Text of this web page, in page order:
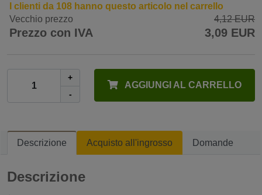
I clienti da 108 hanno questo articolo nel carrello
Vecchio prezzo
4,12 EUR
Prezzo con IVA 3,09 EUR
+
-
AGGIUNGI AL CARRELLO
Descrizione Acquisto all'ingrosso Domande
Descrizione